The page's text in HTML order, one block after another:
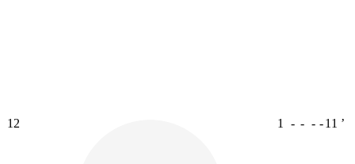
12 1 - - - -11 ʼ